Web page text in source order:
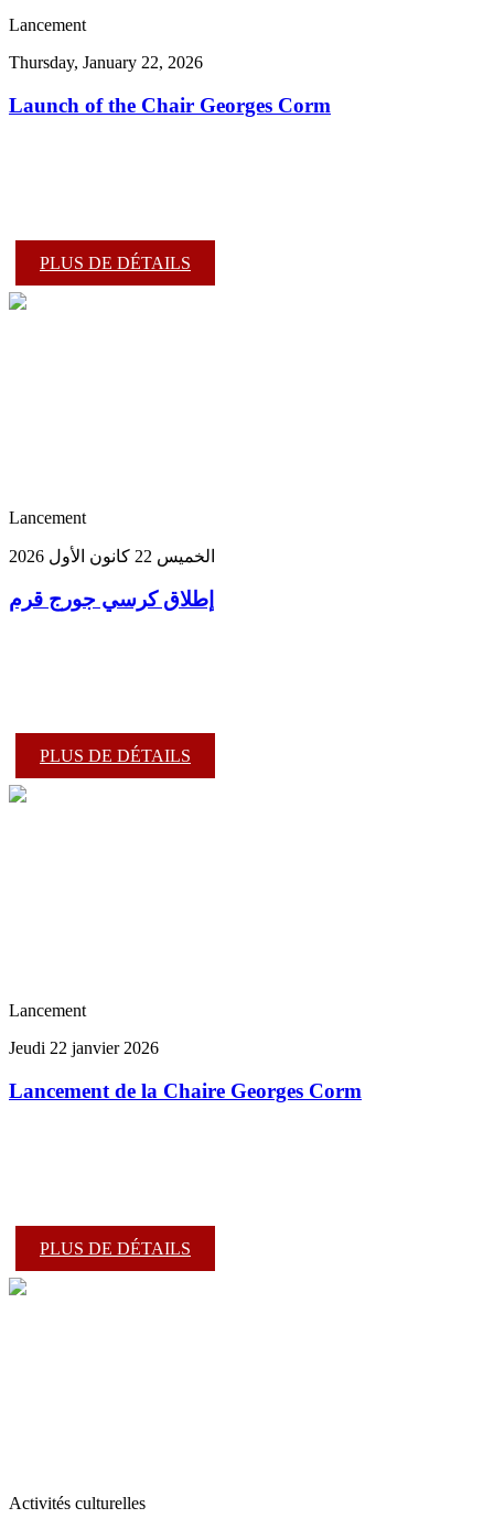
Lancement
Thursday, January 22, 2026
Launch of the Chair Georges Corm
PLUS DE DÉTAILS
Lancement
الخميس 22 كانون الأول 2026
إطلاق كرسي جورج قرم
PLUS DE DÉTAILS
Lancement
Jeudi 22 janvier 2026
Lancement de la Chaire Georges Corm
PLUS DE DÉTAILS
Activités culturelles